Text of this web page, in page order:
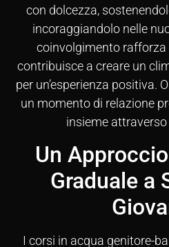
con dolcezza,
incoraggiandolo nelle
coinvolgimento rafforza
contribuisce a creare un
per un’esperienza positiva.
un momento di relazione
insieme
Un
Graduale a
I corsi in acqua genitore-